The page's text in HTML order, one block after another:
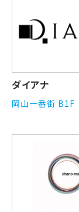
ダイアナ
岡山一番街 B1F